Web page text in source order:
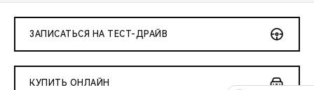
ЗАПИСАТЬСЯ НА ТЕСТ-ДРАЙВ
КУПИТЬ ОНЛАЙН